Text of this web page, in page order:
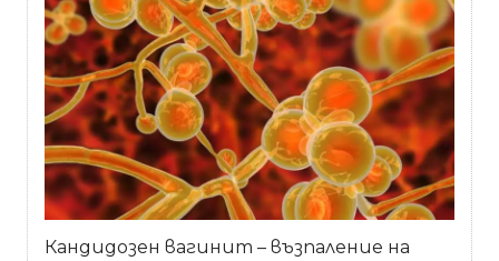
Кандидозен вагинит – възпаление на